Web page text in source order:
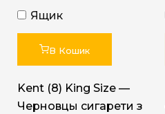
Ящик
В Кошик
Kent (8) King Size —
Черновцы сигарети з